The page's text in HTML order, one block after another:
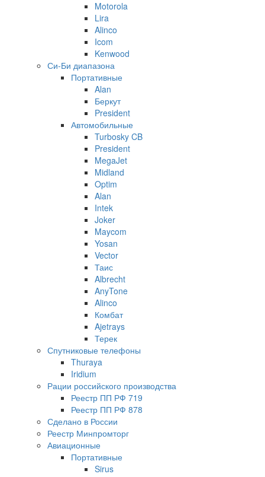
Motorola
Lira
Alinco
Icom
Kenwood
Си-Би диапазона
Портативные
Alan
Беркут
President
Автомобильные
Turbosky CB
President
MegaJet
Midland
Optim
Alan
Intek
Joker
Maycom
Yosan
Vector
Таис
Albrecht
AnyTone
Alinco
Комбат
Ajetrays
Терек
Спутниковые телефоны
Thuraya
Iridium
Рации российского производства
Реестр ПП РФ 719
Реестр ПП РФ 878
Сделано в России
Реестр Минпромторг
Авиационные
Портативные
Sirus